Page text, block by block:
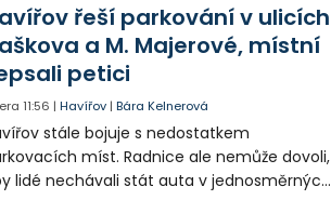
certifikáty o absolvování studia a
dárky.
řeší parkování v ulicích
a M. Majerové, místní
petici
11:56 |Havířov |Bára Kelnerová
stále bojuje s nedostatkem
míst. Radnice ale nemůže dovoli,
lidé nechávali stát auta v jednosměrných